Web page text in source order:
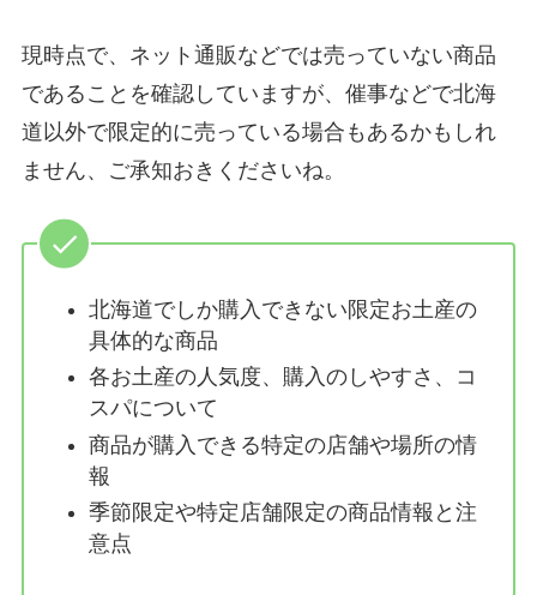
現時点で、ネット通販などでは売っていない商品
であることを確認していますが、催事などで北海
道以外で限定的に売っている場合もあるかもしれ
ません、ご承知おきくださいね。
北海道でしか購入できない限定お土産の
具体的な商品
各お土産の人気度、購入のしやすさ、コ
スパについて
商品が購入できる特定の店舗や場所の情
報
季節限定や特定店舗限定の商品情報と注
意点